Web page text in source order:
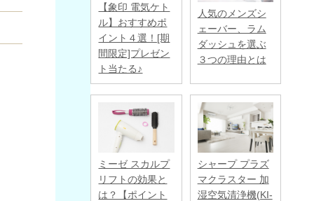
【象印 電気ケト
ル】おすすめポ
イント４選！[期
間限定]プレゼン
ト当たる♪
人気のメンズシ
ェーバー、ラム
ダッシュを選ぶ
３つの理由とは
ミーゼ スカルプ
リフトの効果と
は？【ポイント
シャープ プラズ
マクラスター 加
湿空気清浄機(KI-